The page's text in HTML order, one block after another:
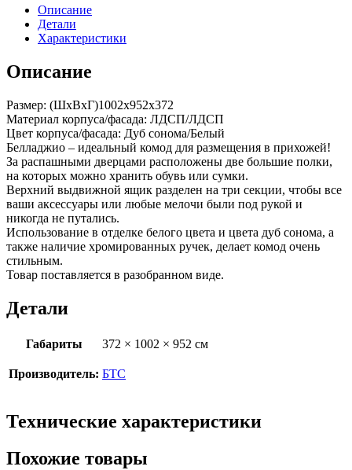
Описание
Детали
Характеристики
Описание
Размер: (ШхВхГ)1002х952х372
Материал корпуса/фасада: ЛДСП/ЛДСП
Цвет корпуса/фасада: Дуб сонома/Белый
Белладжио – идеальный комод для размещения в прихожей!
За распашными дверцами расположены две большие полки,
на которых можно хранить обувь или сумки.
Верхний выдвижной ящик разделен на три секции, чтобы все
ваши аксессуары или любые мелочи были под рукой и
никогда не путались.
Использование в отделке белого цвета и цвета дуб сонома, а
также наличие хромированных ручек, делает комод очень
стильным.
Товар поставляется в разобранном виде.
Детали
Габариты 372 × 1002 × 952 см
Производитель: БТС
Технические характеристики
Похожие товары